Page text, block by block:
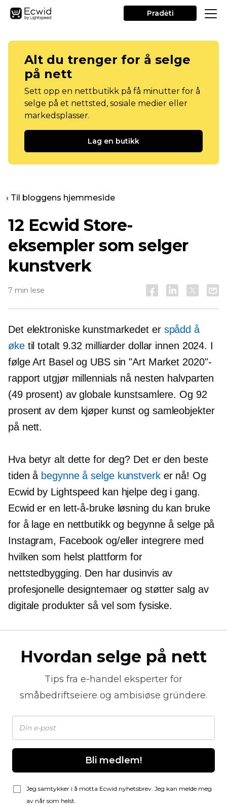
Pradėti
Alt du trenger for å selge
på nett
Sett opp en nettbutikk på få minutter for å
selge på et nettsted, sosiale medier eller
markedsplasser.
Lag en butikk
‹ Til bloggens hjemmeside
12 Ecwid Store-
eksempler som selger
kunstverk
7 min lese
Det elektroniske kunstmarkedet er spådd å
øketil totalt 9.32 milliarder dollar innen 2024. I
følge Art Basel og UBS sin "Art Market 2020"-
rapport utgjør millennials nå nesten halvparten
(49 prosent) av globale kunstsamlere. Og 92
prosent av dem kjøper kunst og samleobjekter
på nett.
Hva betyr alt dette for deg? Det er den beste
tiden å begynne å selge kunstverker nå! Og
Ecwid by Lightspeed kan hjelpe deg i gang.
Ecwid er en lett-å-brukeløsning du kan bruke
for å lage en nettbutikk og begynne å selge på
Instagram, Facebook og/eller integrere med
hvilken som helst plattform for
nettstedbygging. Den har dusinvis av
profesjonelle designtemaer og støtter salg av
digitale produkter så vel som fysiske.
Hvordan selge på nett
Tips fra e-handel eksperter for
småbedriftseiere og ambisiøse gründere.
Bli medlem!
Jeg samtykker i å motta Ecwid nyhetsbrev. Jeg kan melde meg
av når som helst.